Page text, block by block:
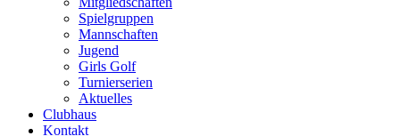
Spielgruppen
Mannschaften
Jugend
Girls Golf
Turnierserien
Aktuelles
Clubhaus
Kontakt